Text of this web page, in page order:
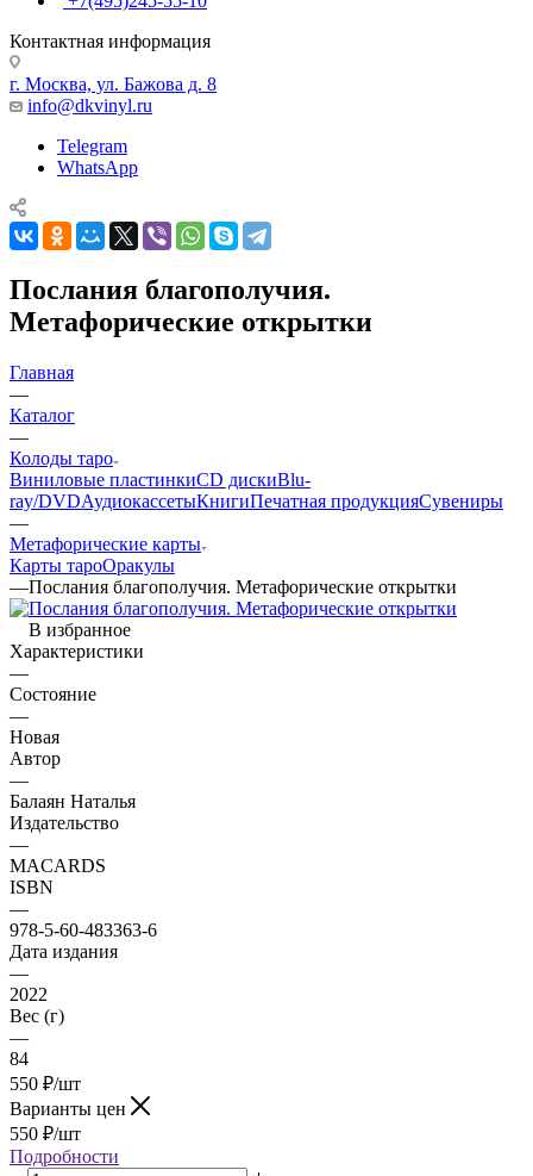
Контактная информация
г. Москва, ул. Бажова д. 8
info@dkvinyl.ru
Telegram
WhatsApp
Послания благополучия.
Метафорические открытки
Главная
—
Каталог
—
Колоды таро
Виниловые пластинкиCD дискиBlu-
ray/DVDАудиокассетыКнигиПечатная продукцияСувениры
—
Метафорические карты
Карты тароОракулы
—Послания благополучия. Метафорические открытки
В избранное
Характеристики
—
Состояние
—
Новая
Автор
—
Балаян Наталья
Издательство
—
MACARDS
ISBN
—
978-5-60-483363-6
Дата издания
—
2022
Вес (г)
—
84
550 ₽/шт
Варианты цен
550 ₽/шт
Подробности